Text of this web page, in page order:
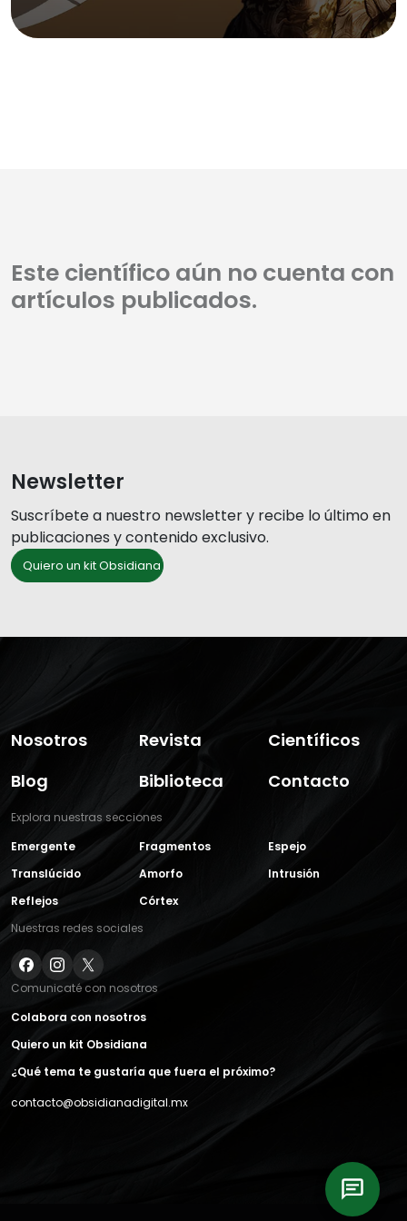
Este científico aún no cuenta con
artículos publicados.
Newsletter
Suscríbete a nuestro newsletter y recibe lo último en
publicaciones y contenido exclusivo.
Quiero un kit Obsidiana
Nosotros Revista
Científicos
Blog
Biblioteca Contacto
Explora nuestras secciones
Emergente
Fragmentos
Espejo
Translúcido
Amorfo
Intrusión
Reflejos
Córtex
Nuestras redes sociales
Comunicaté con nosotros
Colabora con nosotros
Quiero un kit Obsidiana
¿Qué tema te gustaría que fuera el próximo?
contacto@obsidianadigital.mx